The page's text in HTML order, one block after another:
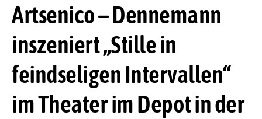
Artsenico – Dennemann
inszeniert „Stille in
feindseligen Intervallen“
im Theater im Depot in der